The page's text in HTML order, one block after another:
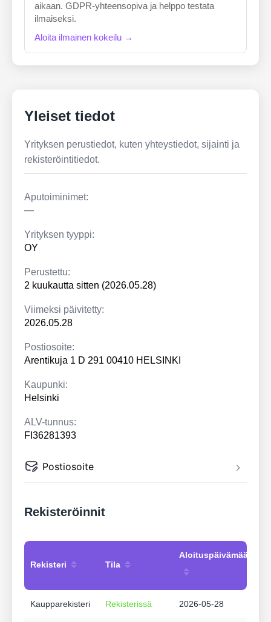
aikaan. GDPR-yhteensopiva ja helppo testata
ilmaiseksi.
Aloita ilmainen kokeilu →
Yleiset tiedot
Yrityksen perustiedot, kuten yhteystiedot, sijainti ja
rekisteröintitiedot.
Aputoiminimet:
—
Yrityksen tyyppi:
OY
Perustettu:
2 kuukautta sitten (2026.05.28)
Viimeksi päivitetty:
2026.05.28
Postiosoite:
Arentikuja 1 D 291 00410 HELSINKI
Kaupunki:
Helsinki
ALV-tunnus:
FI36281393
Postiosoite
Rekisteröinnit
Rekisteri Tila
Aloituspäivämäärä
Kaupparekisteri Rekisterissä 2026-05-28